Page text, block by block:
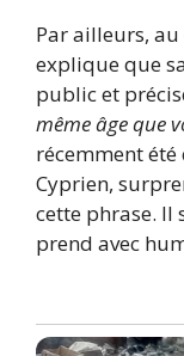
Par ailleurs, au
explique que
public et
même âge que
récemment
Cyprien,
cette phrase. Il
prend avec